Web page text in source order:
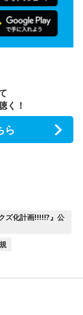
く！
ら
ズ化計画!!!!!?』公